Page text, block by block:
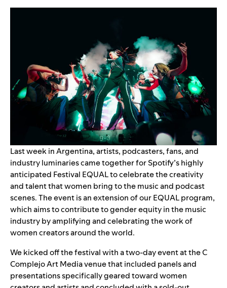
Last week in Argentina, artists, podcasters, fans, and
industry luminaries came together for Spotify’s highly
anticipated Festival EQUALto celebrate the creativity
and talent that women bring to the music and podcast
scenes. The event is an extension of our EQUAL program,
whichaims to contribute to gender equity in the music
industry by amplifying and celebrating the work of
women creators around the world.
We kicked off the festival with a two-day event at the C
Complejo Art Media venue that included panels and
presentations specifically geared toward women